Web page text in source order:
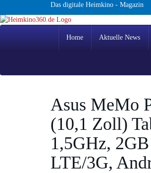
to
main
Das digitale Heimkino - Magazin
Home Aktuelle News
Asus MeMo
(10,1 Zoll)
1,5GHz,
LTE/3G,